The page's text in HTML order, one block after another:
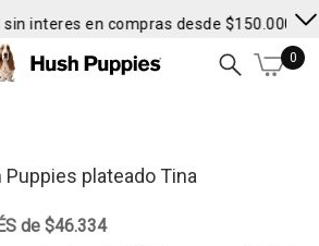
sin interes en compras desde $150.000 •
0
Puppies plateado Tina
de $46.334